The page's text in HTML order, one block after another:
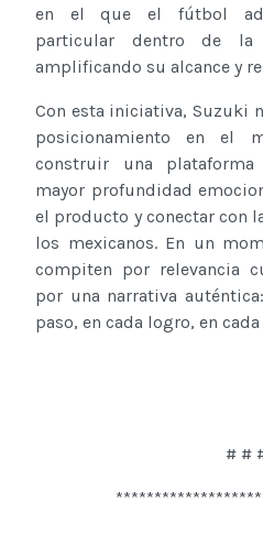
en el que el fútbol
particular dentro de la
amplificando su alcance y
Con esta iniciativa, Suzuki
posicionamiento en el
construir una
mayor profundidad
el producto y conectar con
los mexicanos. En un
compiten por relevancia
por una narrativa
paso, en cada logro, en
# #